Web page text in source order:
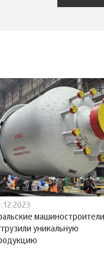
машиностроители
уникальную